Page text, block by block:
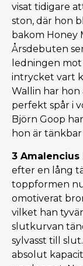
visat tidigare
ston, där hon
bakom Honey
Årsdebuten
ledningen
intrycket vart
Wallin har
perfekt spår i
Björn Goop
hon är
3 Amalencius
efter en lång
toppformen
omotiverat
vilket han
slutkurvan
sylvasst till
absolut